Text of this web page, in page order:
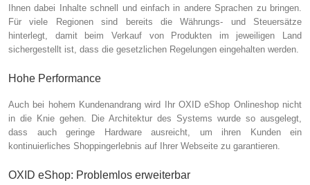
Ihnen dabei Inhalte schnell und einfach in andere Sprachen zu bringen.
Für viele Regionen sind bereits die Währungs- und Steuersätze
hinterlegt, damit beim Verkauf von Produkten im jeweiligen Land
sichergestellt ist, dass die gesetzlichen Regelungen eingehalten werden.
Hohe Performance
Auch bei hohem Kundenandrang wird Ihr OXID eShop Onlineshop nicht
in die Knie gehen. Die Architektur des Systems wurde so ausgelegt,
dass auch geringe Hardware ausreicht, um ihren Kunden ein
kontinuierliches Shoppingerlebnis auf Ihrer Webseite zu garantieren.
OXID eShop: Problemlos erweiterbar